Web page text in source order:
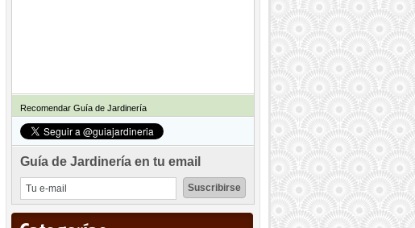
Recomendar Guía de Jardinería
Guía de Jardinería en tu email